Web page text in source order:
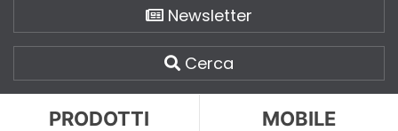
Newsletter
Cerca
PRODOTTI MOBILE